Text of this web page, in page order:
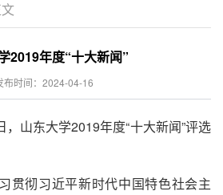
2019年度“十大新闻”
布时间：2024-04-16
，山东大学2019年度“十大新闻”评选
贯彻习近平新时代中国特色社会主